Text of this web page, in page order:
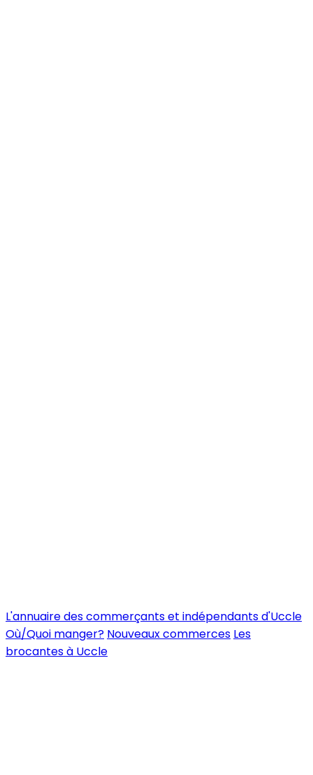
L'annuaire des commerçants et indépendants d'Uccle
Où/Quoi manger? Nouveaux commerces Les
brocantes à Uccle